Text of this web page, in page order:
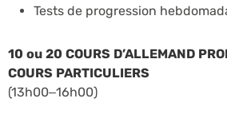
Tests de progression
10 ou 20 COURS D’ALLEMAND
COURS PARTICULIERS
(13h00–16h00)